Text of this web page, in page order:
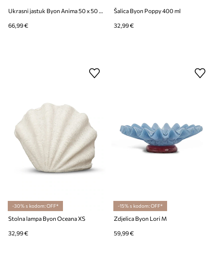
Ukrasni jastuk Byon Anima 50 x 50 cm M
66,99 €
Šalica Byon Poppy 400 ml
32,99 €
-30% s kodom: OFF*
Stolna lampa Byon Oceana XS
32,99 €
-15% s kodom: OFF*
Zdjelica Byon Lori M
59,99 €